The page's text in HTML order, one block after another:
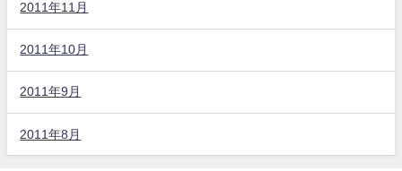
2011年11月
2011年10月
2011年9月
2011年8月